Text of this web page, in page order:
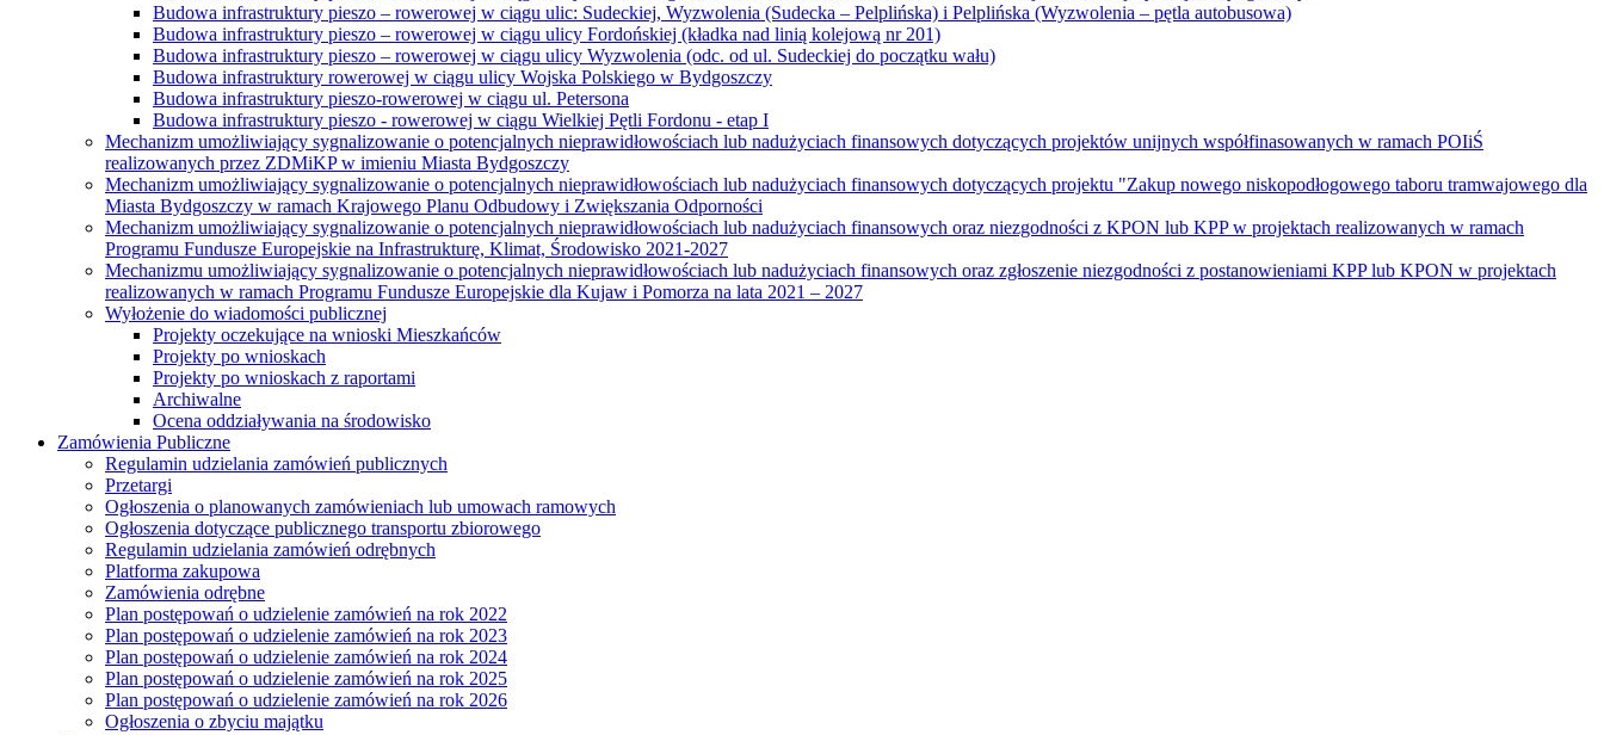
Budowa infrastruktury pieszo – rowerowej w ciągu ulic: Sudeckiej, Wyzwolenia (Sudecka – Pelplińska) i Pelplińska (Wyzwolenia – pętla autobusowa)
Budowa infrastruktury pieszo – rowerowej w ciągu ulicy Fordońskiej (kładka nad linią kolejową nr 201)
Budowa infrastruktury pieszo – rowerowej w ciągu ulicy Wyzwolenia (odc. od ul. Sudeckiej do początku wału)
Budowa infrastruktury rowerowej w ciągu ulicy Wojska Polskiego w Bydgoszczy
Budowa infrastruktury pieszo-rowerowej w ciągu ul. Petersona
Budowa infrastruktury pieszo - rowerowej w ciągu Wielkiej Pętli Fordonu - etap I
Mechanizm umożliwiający sygnalizowanie o potencjalnych nieprawidłowościach lub nadużyciach finansowych dotyczących projektów unijnych współfinasowanych w ramach POIiŚ
realizowanych przez ZDMiKP w imieniu Miasta Bydgoszczy
Mechanizm umożliwiający sygnalizowanie o potencjalnych nieprawidłowościach lub nadużyciach finansowych dotyczących projektu "Zakup nowego niskopodłogowego taboru tramwajowego dla
Miasta Bydgoszczy w ramach Krajowego Planu Odbudowy i Zwiększania Odporności
Mechanizm umożliwiający sygnalizowanie o potencjalnych nieprawidłowościach lub nadużyciach finansowych oraz niezgodności z KPON lub KPP w projektach realizowanych w ramach
Programu Fundusze Europejskie na Infrastrukturę, Klimat, Środowisko 2021-2027
Mechanizmu umożliwiający sygnalizowanie o potencjalnych nieprawidłowościach lub nadużyciach finansowych oraz zgłoszenie niezgodności z postanowieniami KPP lub KPON w projektach
realizowanych w ramach Programu Fundusze Europejskie dla Kujaw i Pomorza na lata 2021 – 2027
Wyłożenie do wiadomości publicznej
Projekty oczekujące na wnioski Mieszkańców
Projekty po wnioskach
Projekty po wnioskach z raportami
Archiwalne
Ocena oddziaływania na środowisko
Zamówienia Publiczne
Regulamin udzielania zamówień publicznych
Przetargi
Ogłoszenia o planowanych zamówieniach lub umowach ramowych
Ogłoszenia dotyczące publicznego transportu zbiorowego
Regulamin udzielania zamówień odrębnych
Platforma zakupowa
Zamówienia odrębne
Plan postępowań o udzielenie zamówień na rok 2022
Plan postępowań o udzielenie zamówień na rok 2023
Plan postępowań o udzielenie zamówień na rok 2024
Plan postępowań o udzielenie zamówień na rok 2025
Plan postępowań o udzielenie zamówień na rok 2026
Ogłoszenia o zbyciu majątku